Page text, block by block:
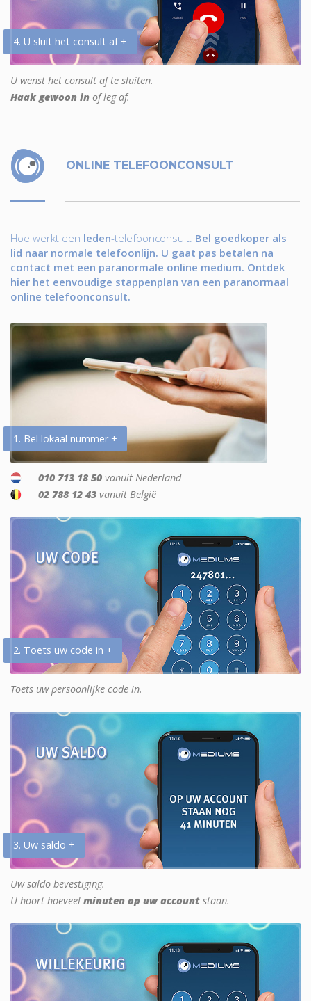
4. U sluit het consult af +
U wenst het consult af te sluiten.
Haak gewoon in of leg af.
ONLINE TELEFOONCONSULT
Hoe werkt een leden-telefoonconsult. Bel goedkoper als
lid naar normale telefoonlijn. U gaat pas betalen na
contact met een paranormale online medium. Ontdek
hier het eenvoudige stappenplan van een paranormaal
online telefoonconsult.
1. Bel lokaal nummer +
010 713 18 50 vanuit Nederland
02 788 12 43 vanuit België
2. Toets uw code in +
Toets uw persoonlijke code in.
3. Uw saldo +
Uw saldo bevestiging.
U hoort hoeveel minuten op uw account staan.